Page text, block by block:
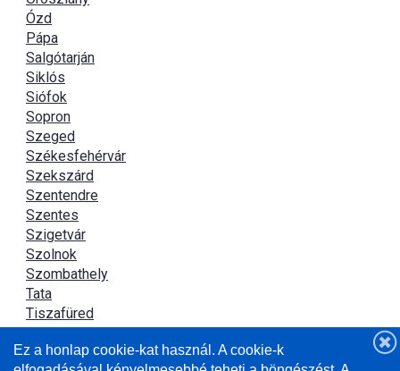
Ózd
Pápa
Salgótarján
Siklós
Siófok
Sopron
Szeged
Székesfehérvár
Szekszárd
Szentendre
Szentes
Szigetvár
Szolnok
Szombathely
Tata
Tiszafüred
Újszász
Ez a honlap cookie-kat használ. A cookie-k